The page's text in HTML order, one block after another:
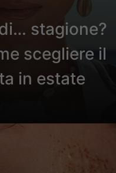
stagione?
scegliere il
in estate